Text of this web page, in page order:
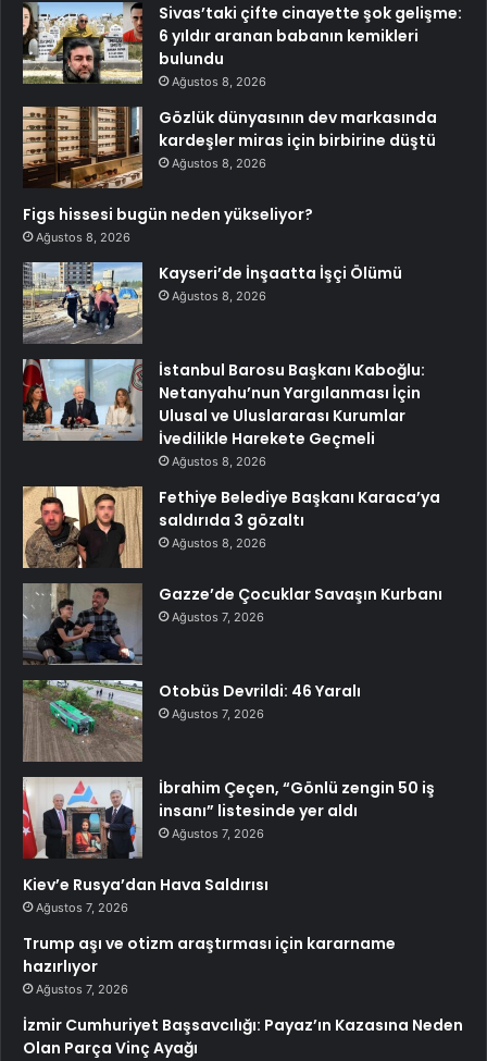
Sivas’taki çifte cinayette şok gelişme:
6 yıldır aranan babanın kemikleri
bulundu
Ağustos 8, 2026
Gözlük dünyasının dev markasında
kardeşler miras için birbirine düştü
Ağustos 8, 2026
Figs hissesi bugün neden yükseliyor?
Ağustos 8, 2026
Kayseri’de İnşaatta İşçi Ölümü
Ağustos 8, 2026
İstanbul Barosu Başkanı Kaboğlu:
Netanyahu’nun Yargılanması İçin
Ulusal ve Uluslararası Kurumlar
İvedilikle Harekete Geçmeli
Ağustos 8, 2026
Fethiye Belediye Başkanı Karaca’ya
saldırıda 3 gözaltı
Ağustos 8, 2026
Gazze’de Çocuklar Savaşın Kurbanı
Ağustos 7, 2026
Otobüs Devrildi: 46 Yaralı
Ağustos 7, 2026
İbrahim Çeçen, “Gönlü zengin 50 iş
insanı” listesinde yer aldı
Ağustos 7, 2026
Kiev’e Rusya’dan Hava Saldırısı
Ağustos 7, 2026
Trump aşı ve otizm araştırması için kararname
hazırlıyor
Ağustos 7, 2026
İzmir Cumhuriyet Başsavcılığı: Payaz’ın Kazasına Neden
Olan Parça Vinç Ayağı